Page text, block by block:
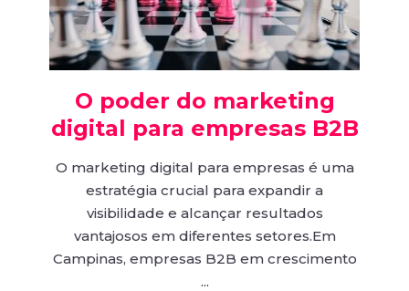
O poder do marketing
digital para empresas B2B
O marketing digital para empresas é uma
estratégia crucial para expandir a
visibilidade e alcançar resultados
vantajosos em diferentes setores.Em
Campinas, empresas B2B em crescimento
...